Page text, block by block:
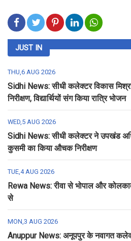
JUST IN
THU,6 AUG 2026
Sidhi News: सीधी कलेक्टर विकास
निरीक्षण, विद्यार्थियों संग किया रात्रि भोजन
WED,5 AUG 2026
Sidhi News: सीधी कलेक्टर ने उपखंड
कुसमी का किया औचक निरीक्षण
TUE,4 AUG 2026
Rewa News: रीवा से भोपाल और
से
MON,3 AUG 2026
Anuppur News: अनूपपुर के नवागत